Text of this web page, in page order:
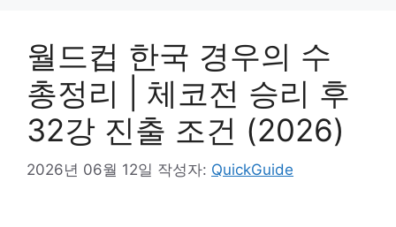
월드컵 한국 경우의 수
총정리 | 체코전 승리 후
32강 진출 조건 (2026)
2026년 06월 12일 작성자: QuickGuide